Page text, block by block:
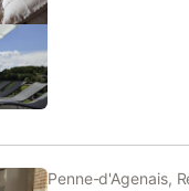
Penne-d'Agenais,